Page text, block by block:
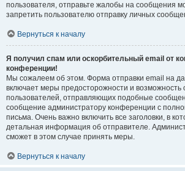
пользователя, отправьте жалобы на сообщения
запретить пользователю отправку личных
Вернуться к началу
Я получил спам или оскорбительный email от
конференции!
Мы сожалеем об этом. Форма отправки email на
включает меры предосторожности и возможность
пользователей, отправляющих подобные
сообщение администратору конференции с
письма. Очень важно включить все заголовки, в
детальная информация об отправителе.
сможет в этом случае принять меры.
Вернуться к началу